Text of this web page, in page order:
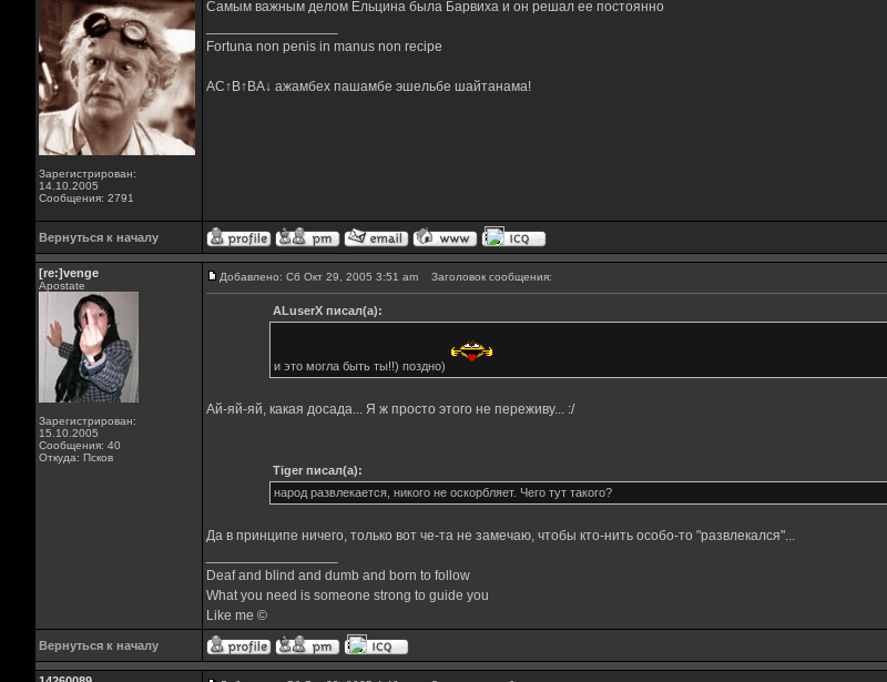
Зарегистрирован:
14.10.2005
Сообщения: 2791
Самым важным делом Ельцина была Барвиха и он решал ее постоянно
Fortuna non penis in manus non recipe
AC↑B↑BA↓ ажамбех пашамбе эшельбе шайтанама!
Вернуться к началу
[re:]venge
Apostate
Зарегистрирован:
15.10.2005
Сообщения: 40
Откуда: Псков
Добавлено: Сб Окт 29, 2005 3:51 am Заголовок сообщения:
ALuserX писал(а):
и это могла быть ты!!) поздно)
Ай-яй-яй, какая досада... Я ж просто этого не переживу... :/
Tiger писал(а):
народ развлекается, никого не оскорбляет. Чего тут такого?
Да в принципе ничего, только вот че-та не замечаю, чтобы кто-нить особо-то "развлекался"...
Deaf and blind and dumb and born to follow
What you need is someone strong to guide you
Like me ©
Вернуться к началу